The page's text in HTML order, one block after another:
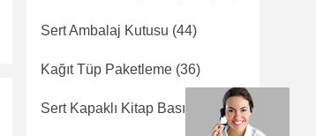
Sert Ambalaj Kutusu (44)
Kağıt Tüp Paketleme (36)
Sert Kapaklı Kitap Basımı (31)